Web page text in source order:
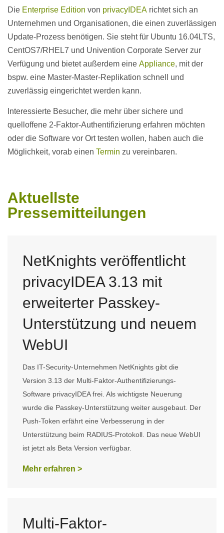
Die Enterprise Edition von privacyIDEA richtet sich an
Unternehmen und Organisationen, die einen zuverlässigen
Update-Prozess benötigen. Sie steht für Ubuntu 16.04LTS,
CentOS7/RHEL7 und Univention Corporate Server zur
Verfügung und bietet außerdem eine Appliance, mit der
bspw. eine Master-Master-Replikation schnell und
zuverlässig eingerichtet werden kann.
Interessierte Besucher, die mehr über sichere und
quelloffene 2-Faktor-Authentifizierung erfahren möchten
oder die Software vor Ort testen wollen, haben auch die
Möglichkeit, vorab einen Termin zu vereinbaren.
Aktuellste
Pressemitteilungen
NetKnights veröffentlicht
privacyIDEA 3.13 mit
erweiterter Passkey-
Unterstützung und neuem
WebUI
Das IT-Security-Unternehmen NetKnights gibt die
Version 3.13 der Multi-Faktor-Authentifizierungs-
Software privacyIDEA frei. Als wichtigste Neuerung
wurde die Passkey-Unterstützung weiter ausgebaut. Der
Push-Token erfährt eine Verbesserung in der
Unterstützung beim RADIUS-Protokoll. Das neue WebUI
ist jetzt als Beta Version verfügbar.
Mehr erfahren >
Multi-Faktor-